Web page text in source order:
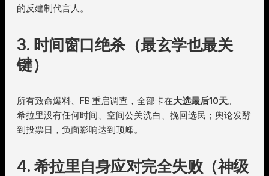
的反建制代言人。
3. 时间窗口绝杀（最玄学也最关
键）
所有致命爆料、FBI重启调查，全部卡在大选最后10天。
希拉里没有任何时间、空间公关洗白、挽回选民；舆论发酵
到投票日，负面影响达到顶峰。
4. 希拉里自身应对完全失败（神级